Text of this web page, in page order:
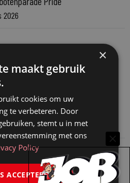
2026
naar bewijs: hoe onderbouw je
een Wwft-audit?
2026
meer dan urennormen
2026
×
maakt gebruik
cookies om uw
te verbeteren. Door
stemt u in met
met ons
Policy
ACCEPTEREN